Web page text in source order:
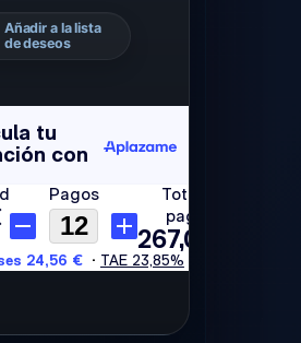
Añadir a la lista
de deseos